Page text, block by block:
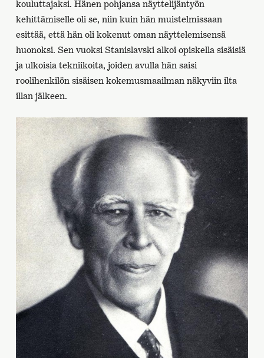
kouluttajaksi. Hänen pohjansa näyttelijäntyön
kehittämiselle oli se, niin kuin hän muistelmissaan
esittää, että hän oli kokenut oman näyttelemisensä
huonoksi. Sen vuoksi Stanislavski alkoi opiskella sisäisiä
ja ulkoisia tekniikoita, joiden avulla hän saisi
roolihenkilön sisäisen kokemusmaailman näkyviin ilta
illan jälkeen.